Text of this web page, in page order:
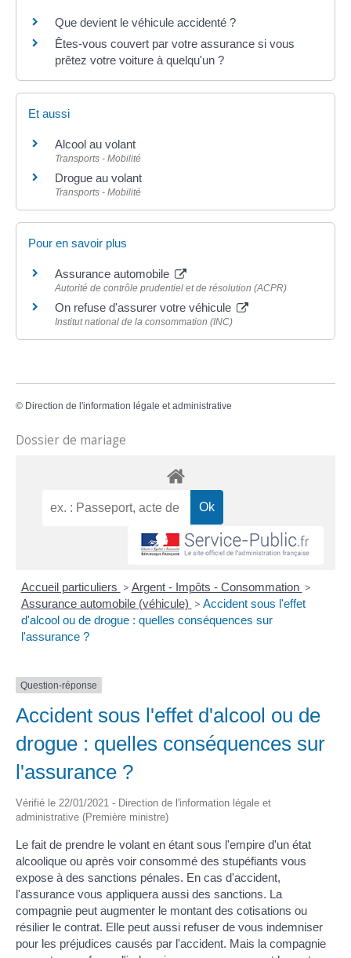
Que devient le véhicule accidenté ?
Êtes-vous couvert par votre assurance si vous
prêtez votre voiture à quelqu'un ?
Et aussi
Alcool au volant
Transports - Mobilité
Drogue au volant
Transports - Mobilité
Pour en savoir plus
Assurance automobile
Autorité de contrôle prudentiel et de résolution (ACPR)
On refuse d'assurer votre véhicule
Institut national de la consommation (INC)
© Direction de l'information légale et administrative
Dossier de mariage
Accueil particuliers > Argent - Impôts - Consommation >
Assurance automobile (véhicule) > Accident sous l'effet
d'alcool ou de drogue : quelles conséquences sur
l'assurance ?
Question-réponse
Accident sous l'effet d'alcool ou de
drogue : quelles conséquences sur
l'assurance ?
Vérifié le 22/01/2021 - Direction de l'information légale et
administrative (Première ministre)
Le fait de prendre le volant en étant sous l'empire d'un état
alcoolique ou après voir consommé des stupéfiants vous
expose à des sanctions pénales. En cas d'accident,
l'assurance vous appliquera aussi des sanctions. La
compagnie peut augmenter le montant des cotisations ou
résilier le contrat. Elle peut aussi refuser de vous indemniser
pour les préjudices causés par l'accident. Mais la compagnie